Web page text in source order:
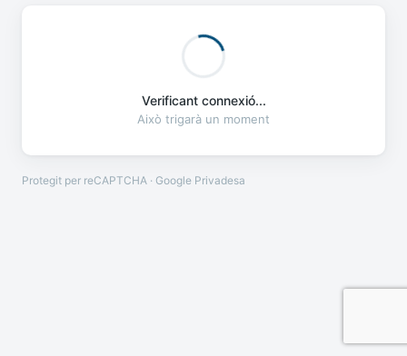
Verificant connexió...
Això trigarà un moment
Protegit per reCAPTCHA · Google Privadesa